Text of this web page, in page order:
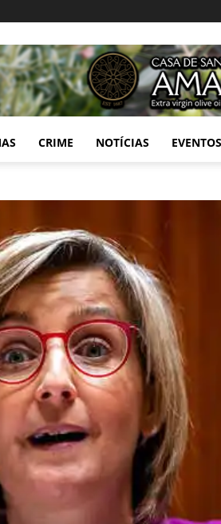
CRIME NOTÍCIAS EVENTOS